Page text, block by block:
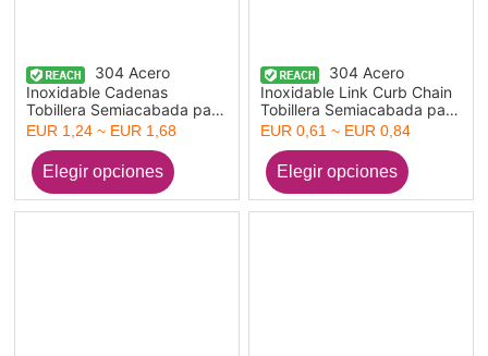
304 Acero
Inoxidable Cadenas
Tobillera Semiacabada para
la Fabricación de Joyería
Hecha a Mano DIY Ronda
Corazón Multicolor 16.5cm
longitud, 2 Unidades
EUR 1,24 ~ EUR 1,68
304 Acero
Inoxidable Link Curb Chain
Tobillera Semiacabada para
la Fabricación de Joyería
Hecha a Mano DIY
Multicolor Con Broche de
Langosta y Extensor
Cadena 20cm longitud, 1
Unidad
EUR 0,61 ~ EUR 0,84